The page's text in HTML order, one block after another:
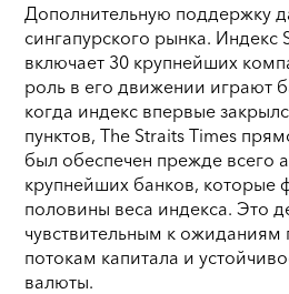
Дополнительную поддержку
сингапурского рынка. Индекс
включает 30 крупнейших
роль в его движении играют
когда индекс впервые
пунктов, The Straits Times
был обеспечен прежде всего
крупнейших банков, которые
половины веса индекса. Это
чувствительным к ожиданиям
потокам капитала и
валюты.